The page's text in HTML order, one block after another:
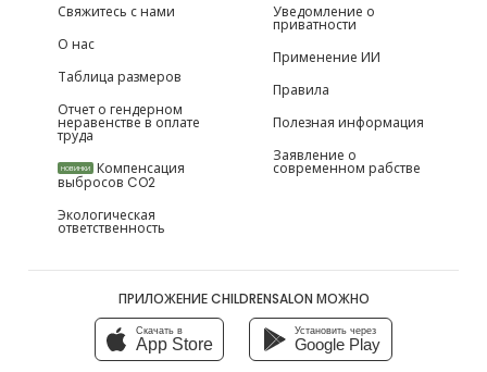
Свяжитесь с нами
О нас
Таблица размеров
Отчет о гендерном
неравенстве в оплате
труда
НОВИНКИ Компенсация
выбросов CO2
Экологическая
ответственность
Уведомление о
приватности
Применение ИИ
Правила
Полезная информация
Заявление о
современном рабстве
ПРИЛОЖЕНИЕ CHILDRENSALON МОЖНО
Скачать в
App Store
Установить через
Google Play